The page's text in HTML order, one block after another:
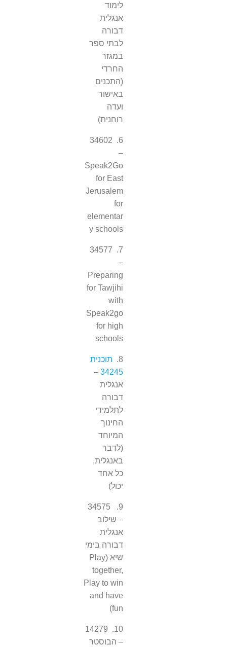
לימוד
אנגלית
דבורה
לבתי ספר
במגזר
החרדי
(התכנים
באישור
ועדה
רוחנית)
6. 34602
–
Speak2Go
for East
Jerusalem
for
elementar
y schools
7. 34577
–
Preparing
for Tawjihi
with
Speak2go
for high
schools
8.
תוכנית
34245
–
אנגלית
דבורה
לתלמידי
החינוך
המיוחד
(לדבר
באנגלית,
כל אחד
יכול)
9. 34575
– שילוב
אנגלית
דבורה בימי
שיא (Play
together,
Play to win
and have
fun)
10. 14279
– הבוסטר